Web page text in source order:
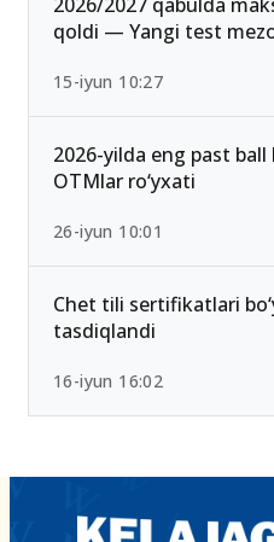
25-iyul 16:55
2026/2027 qabulda
qoldi — Yangi test
15-iyun 10:27
2026-yilda eng past ball
OTMlar ro‘yxati
26-iyun 10:01
Chet tili sertifikatlari
tasdiqlandi